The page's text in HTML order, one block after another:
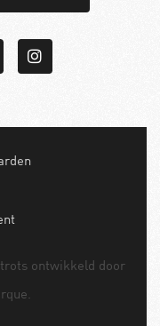
ontwikkeld door